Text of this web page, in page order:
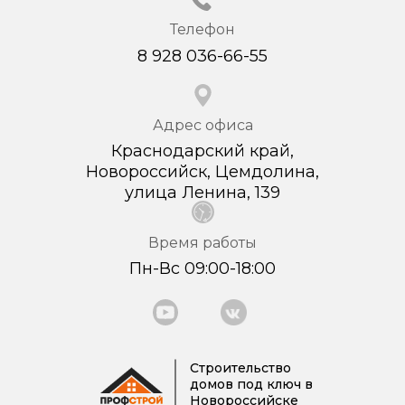
Строительство
домов под ключ в
Новороссийске
Адрес офиса
Краснодарский край,
Новороссийск, Цемдолина,
улица Ленина, 139
Время работы
Пн-Вс 09:00-18:00
8 928 036-66-55
Телефон